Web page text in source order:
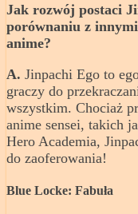
Jak rozwój postaci
porównaniu z
anime?
A. Jinpachi Ego to
graczy do
wszystkim. Chociaż
anime sensei, takich
Hero Academia,
do zaoferowania!
Blue Locke: Fabuła